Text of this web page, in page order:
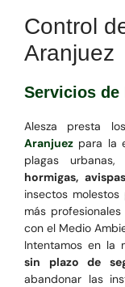
Control
Aranjuez
Servicios de
Alesza presta
Aranjuezpara la
plagas
hormigas,
insectos
más
con el Medio
Intentamos en la
sin plazo de
abandonar las